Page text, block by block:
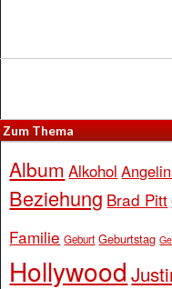
Zum Thema
Album Alkohol
Beziehung Brad Pitt
Familie Geburt Geburtstag
Hollywood